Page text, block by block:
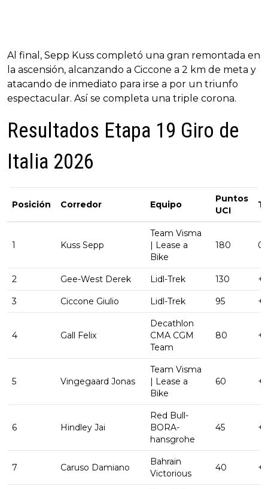
Al final, Sepp Kuss completó una gran remontada en
la ascensión, alcanzando a Ciccone a 2 km de meta y
atacando de inmediato para irse a por un triunfo
espectacular. Así se completa una triple corona.
Resultados Etapa 19 Giro de
Italia 2026
Posición Corredor Equipo
Puntos
UCI
1 Kuss Sepp
Team Visma
| Lease a
Bike
180
2 Gee-West Derek Lidl-Trek 130 +
3 Ciccone Giulio Lidl-Trek 95 +
4 Gall Felix
Decathlon
CMA CGM
Team
80 +
5 Vingegaard Jonas
Team Visma
| Lease a
Bike
60 +
6 Hindley Jai
Red Bull-
BORA-
hansgrohe
45 +
7 Caruso Damiano
Bahrain
Victorious
40 +